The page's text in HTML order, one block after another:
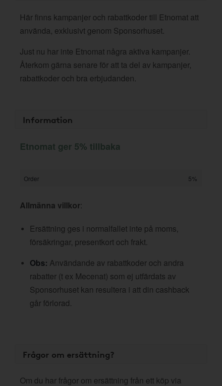
Här finns kampanjer och rabattkoder till Etnomat att
använda, exklusivt genom Sponsorhuset.
Just nu har inte Etnomat några aktiva kampanjer.
Återkom gärna senare för att ta del av kampanjer,
rabattkoder och bra erbjudanden.
Information
Etnomat ger 5% tillbaka
Order 5%
Allmänna villkor:
Ersättning ges i normalfallet inte på moms,
försäkringar, presentkort och frakt.
Obs: Användande av rabattkoder och andra
rabatter (t ex Mecenat) som ej utfärdats av
Sponsorhuset kan resultera i att din cashback
går förlorad.
Frågor om ersättning?
Om du har frågor om ersättning från ett köp via